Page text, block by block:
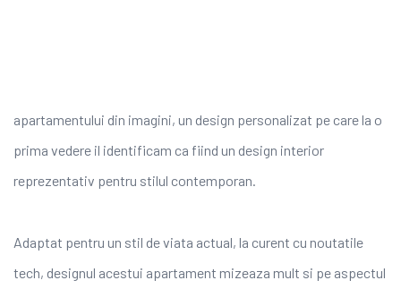
apartamentului din imagini, un design personalizat pe care la o
prima vedere il identificam ca fiind un design interior
reprezentativ pentru stilul contemporan.
Adaptat pentru un stil de viata actual, la curent cu noutatile
tech, designul acestui apartament mizeaza mult si pe aspectul